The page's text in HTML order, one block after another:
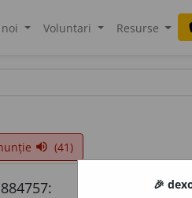
Voluntari Resurse
volume_up (41)
🎉